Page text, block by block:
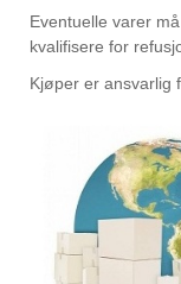
Eventuelle varer
kvalifisere for
Kjøper er ansvarlig